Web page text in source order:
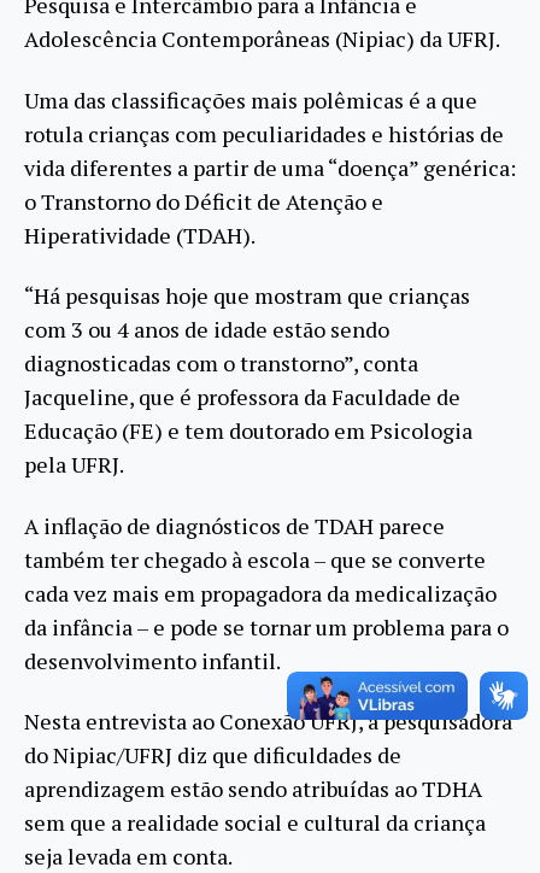
Adolescência Contemporâneas (Nipiac) da UFRJ.
Uma das classificações mais polêmicas é a que
rotula crianças com peculiaridades e histórias de
vida diferentes a partir de uma “doença” genérica:
o Transtorno do Déficit de Atenção e
Hiperatividade (TDAH).
“Há pesquisas hoje que mostram que crianças
com 3 ou 4 anos de idade estão sendo
diagnosticadas com o transtorno”, conta
Jacqueline, que é professora da Faculdade de
Educação (FE) e tem doutorado em Psicologia
pela UFRJ.
A inflação de diagnósticos de TDAH parece
também ter chegado à escola – que se converte
cada vez mais em propagadora da medicalização
da infância – e pode se tornar um problema para o
desenvolvimento infantil.
Nesta entrevista ao Conexão UFRJ, a pesquisadora
do Nipiac/UFRJ diz que dificuldades de
aprendizagem estão sendo atribuídas ao TDHA
sem que a realidade social e cultural da criança
seja levada em conta.